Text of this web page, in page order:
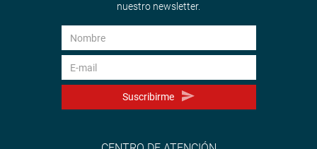
nuestro newsletter.
Suscribirme